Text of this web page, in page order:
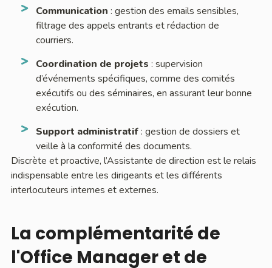
Communication : gestion des emails sensibles,
filtrage des appels entrants et rédaction de
courriers.
Coordination de projets : supervision
d’événements spécifiques, comme des comités
exécutifs ou des séminaires, en assurant leur bonne
exécution.
Support administratif: gestion de dossiers et
veille à la conformité des documents.
Discrète et proactive, l’Assistante de direction est le relais
indispensable entre les dirigeants et les différents
interlocuteurs internes et externes.
La complémentarité de
l'Office Manager et de